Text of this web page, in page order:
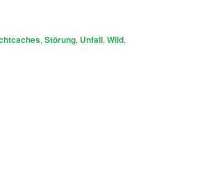
, Störung, Unfall, Wild,